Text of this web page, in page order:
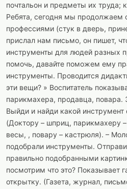
почтальон и предметы их труда;
Ребята, сегодня мы продолжаем
профессиями (стук в дверь,
прислал нам письмо, он пишет,
инструменты для людей разных
помочь, давайте поможем ему
инструменты. Проводится
эти вещи? » Воспитатель
парикмахера, продавца, повара.
Выйди и найди какой
(Доктору – шприц, парикмахеру
весы, , повару – кастрюля). –
подобрали инструменты.
правильно подобранными
посмотрим что это? Показывает
открытку. (Газета, журнал,